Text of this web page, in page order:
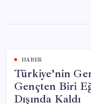
content
HABER
Türkiye’nin
Gençten Biri
Dışında Kaldı